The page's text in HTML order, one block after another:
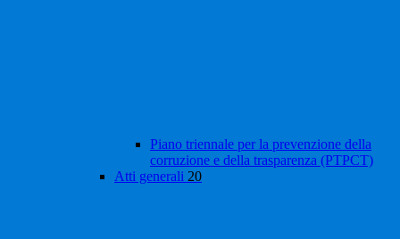
Piano triennale per la prevenzione della
corruzione e della trasparenza (PTPCT)
Atti generali 20